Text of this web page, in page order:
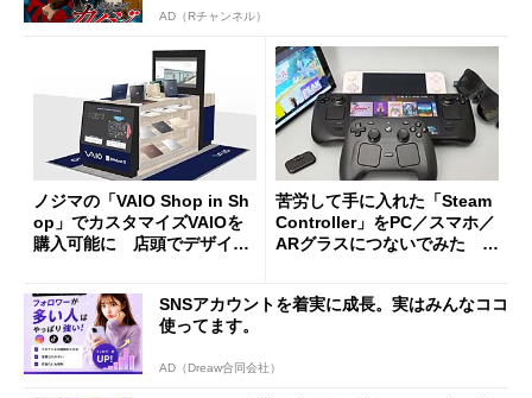
AD（Rチャンネル）
ノジマの「VAIO Shop in Sh
op」でカスタマイズVAIOを
購入可能に 店頭でデザイン
苦労して手に入れた「Steam
Controller」をPC／スマホ／
ARグラスにつないでみた ゲ
SNSアカウントを着実に成長。実はみんなココ
使ってます。
AD（Dreaw合同会社）